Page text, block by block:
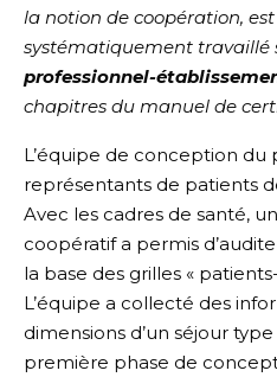
la notion de coopération,
systématiquement travaillé
professionnel-
chapitres du manuel de
L’équipe de conception du
représentants de patients
Avec les cadres de santé,
coopératif a permis
la base des grilles «
L’équipe a collecté des
dimensions d’un séjour
première phase de